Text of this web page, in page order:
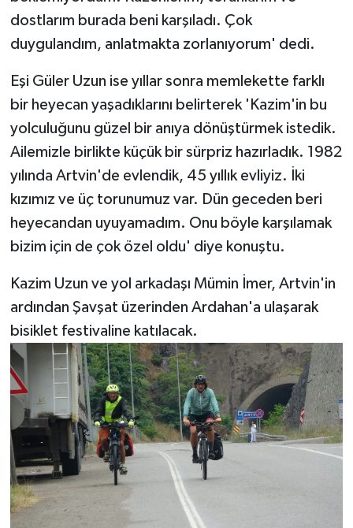
dostlarım burada beni karşıladı. Çok
duygulandım, anlatmakta zorlanıyorum' dedi.
Eşi Güler Uzun ise yıllar sonra memlekette farklı
bir heyecan yaşadıklarını belirterek 'Kazim'in bu
yolculuğunu güzel bir anıya dönüştürmek istedik.
Ailemizle birlikte küçük bir sürpriz hazırladık. 1982
yılında Artvin'de evlendik, 45 yıllık evliyiz. İki
kızımız ve üç torunumuz var. Dün geceden beri
heyecandan uyuyamadım. Onu böyle karşılamak
bizim için de çok özel oldu' diye konuştu.
Kazim Uzun ve yol arkadaşı Mümin İmer, Artvin'in
ardından Şavşat üzerinden Ardahan'a ulaşarak
bisiklet festivaline katılacak.